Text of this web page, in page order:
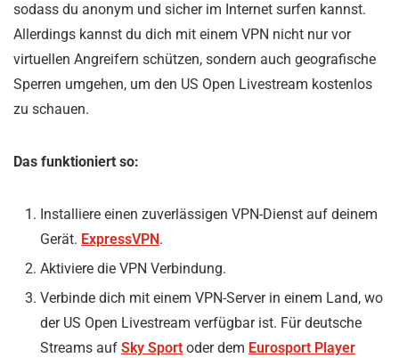
sodass du anonym und sicher im Internet surfen kannst.
Allerdings kannst du dich mit einem VPN nicht nur vor
virtuellen Angreifern schützen, sondern auch geografische
Sperren umgehen, um den US Open Livestream kostenlos
zu schauen.
Das funktioniert so:
Installiere einen zuverlässigen VPN-Dienst auf deinem
Gerät. ExpressVPN .
Aktiviere die VPN Verbindung.
Verbinde dich mit einem VPN-Server in einem Land, wo
der US Open Livestream verfügbar ist. Für deutsche
Streams auf Sky Sport oder dem Eurosport Player